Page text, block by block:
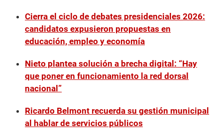
Cierra el ciclo de debates presidenciales 2026:
candidatos expusieron propuestas en
educación, empleo y economía
Nieto plantea solución a brecha digital: “Hay
que poner en funcionamiento la red dorsal
nacional”
Ricardo Belmont recuerda su gestión municipal
al hablar de servicios públicos